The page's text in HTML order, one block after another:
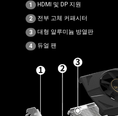
1 HDMI 및 DP 지원
2 전부 고체 커패시터
3 대형 알루미늄 방열판
4 듀얼 팬